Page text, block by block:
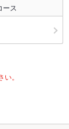
ース
。